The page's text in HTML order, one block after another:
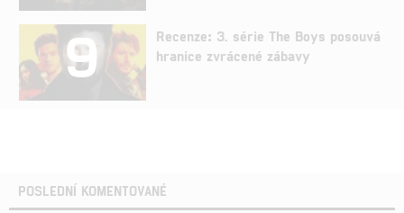
9
Recenze: 3. série The Boys posouvá
hranice zvrácené zábavy
POSLEDNÍ KOMENTOVANÉ